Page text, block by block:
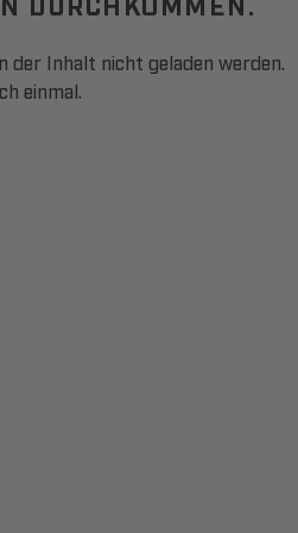
der Inhalt nicht geladen werden.
einmal.